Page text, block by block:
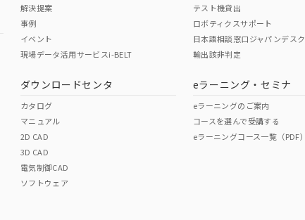
解決提案
事例
イベント
現場データ活用サービスi-BELT
ダウンロードセンタ
カタログ
マニュアル
2D CAD
3D CAD
電気制御CAD
ソフトウェア
テスト機貸出
ロボティクスサポート
日本語相談窓口ジャパンデスク
輸出該非判定
eラーニング・セミナ
eラーニングのご案内
コースを選んで受講する
eラーニングコース一覧（PDF）